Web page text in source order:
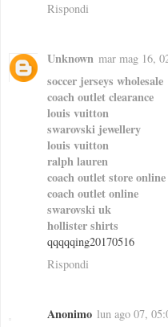
Rispondi
Unknown mar mag 16,
soccer jerseys wholesale
coach outlet clearance
louis vuitton
swarovski jewellery
louis vuitton
ralph lauren
coach outlet store online
coach outlet online
swarovski uk
hollister shirts
qqqqqing20170516
Rispondi
Anonimo lun ago 07,